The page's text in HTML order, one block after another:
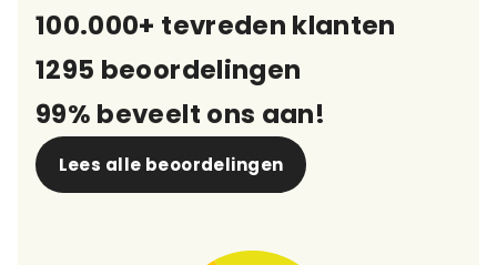
100.000+ tevreden klanten
1295 beoordelingen
99% beveelt ons aan!
Lees alle beoordelingen